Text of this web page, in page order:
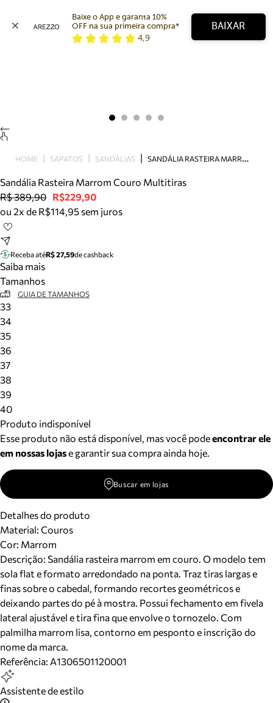
Bolsa
Tamanco
Tênis
Mule
Tire dúvidas sobre pedidos, devoluções e mais.
Meus pedidos
Acompanhe seus pedidos e solicite devoluções.
Baixe o App e garanta 10%
OFF na sua primeira compra*
4,9
BAIXAR
HOME SAPATOS SANDÁLIAS S
ANDÁLIA RASTEIRA MARROM COURO MULTITIRAS
Sandália Rasteira Marrom Couro Multitiras
R$ 389,90 R$229,90
ou 2x de R$114,95 sem juros
Receba atéR$ 27,59de cashback
Saiba mais
Tamanhos
GUIA DE TAMANHOS
33
34
35
36
37
38
39
40
Produto indisponível
Esse produto não está disponível, mas você podeencontrar ele
em nossas lojase garantir sua compra ainda hoje.
Buscar em lojas
Detalhes do produto
Material: Couros
Cor: Marrom
Descrição: Sandália rasteira marrom em couro. O modelo tem
sola flat e formato arredondado na ponta. Traz tiras largas e
finas sobre o cabedal, formando recortes geométricos e
deixando partes do pé à mostra. Possui fechamento em fivela
lateral ajustável e tira fina que envolve o tornozelo. Com
palmilha marrom lisa, contorno em pesponto e inscrição do
nome da marca.
Referência: A1306501120001
Assistente de estilo